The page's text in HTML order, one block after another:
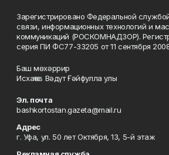
Зарегистрировано Федеральной
связи, информационных технологий и
коммуникаций (РОСКОМНАДЗОР).
серия ПИ ФС77-33205 от 11 сентября
Баш мөхәррир
Исхаҡов Вәдүт Ғәйфулла улы
Эл. почта
bashkortostan.gazeta@mail.ru
Адрес
г. Уфа, ул. 50 лет Октября, 13, 5-й этаж